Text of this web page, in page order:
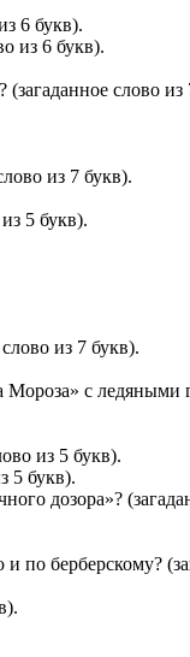
6 букв).
из 6 букв).
слово из
из 7 букв).
5 букв).
из 7 букв).
с ледяными
из 5 букв).
5 букв).
дозора»?
по берберскому?